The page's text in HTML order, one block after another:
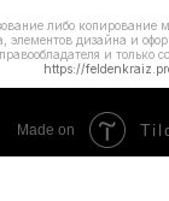
либо копирование
элементов дизайна и
и только
https://
Made on